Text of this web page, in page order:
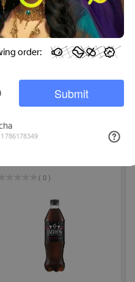
руб. шт
В корзину
( 0 )